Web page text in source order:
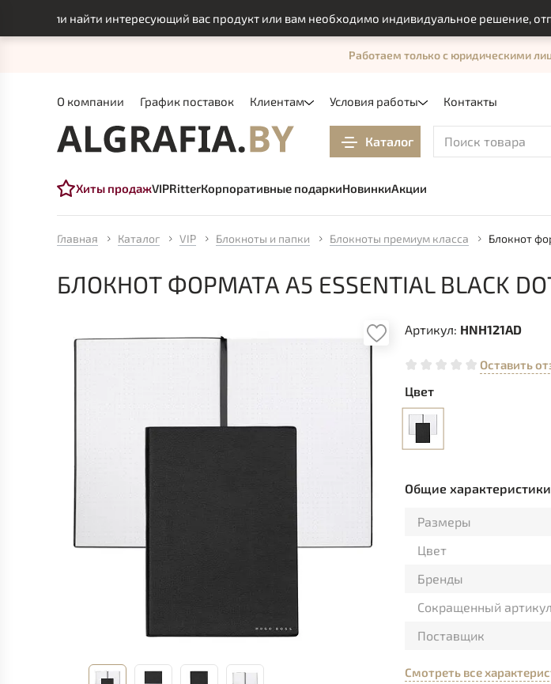
найти интересующий вас продукт или вам необходимо индивидуальное решение,
О компании График поставок Клиентам Условия работы Контакты
Работаем только с юридическими
Каталог
Хиты продажVIPRitterКорпоративные подаркиНовинкиАкции
Главная Каталог VIP Блокноты и папки Блокноты премиум класса Блокнот
БЛОКНОТ ФОРМАТА А5 ESSENTIAL BLACK
Артикул: HNH121AD
Оставить
Цвет
Общие характеристики
Размеры
Цвет
Бренды
Сокращенный артикул
Поставщик
Смотреть все